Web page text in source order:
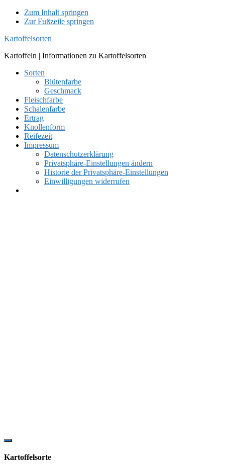
Zum Inhalt springen
Zur Fußzeile springen
Kartoffelsorten
Kartoffeln | Informationen zu Kartoffelsorten
Sorten
Blütenfarbe
Geschmack
Fleischfarbe
Schalenfarbe
Ertrag
Knollenform
Reifezeit
Impressum
Datenschutzerklärung
Privatsphäre-Einstellungen ändern
Historie der Privatsphäre-Einstellungen
Einwilligungen widerrufen
Show
Content
Kartoffelsorte